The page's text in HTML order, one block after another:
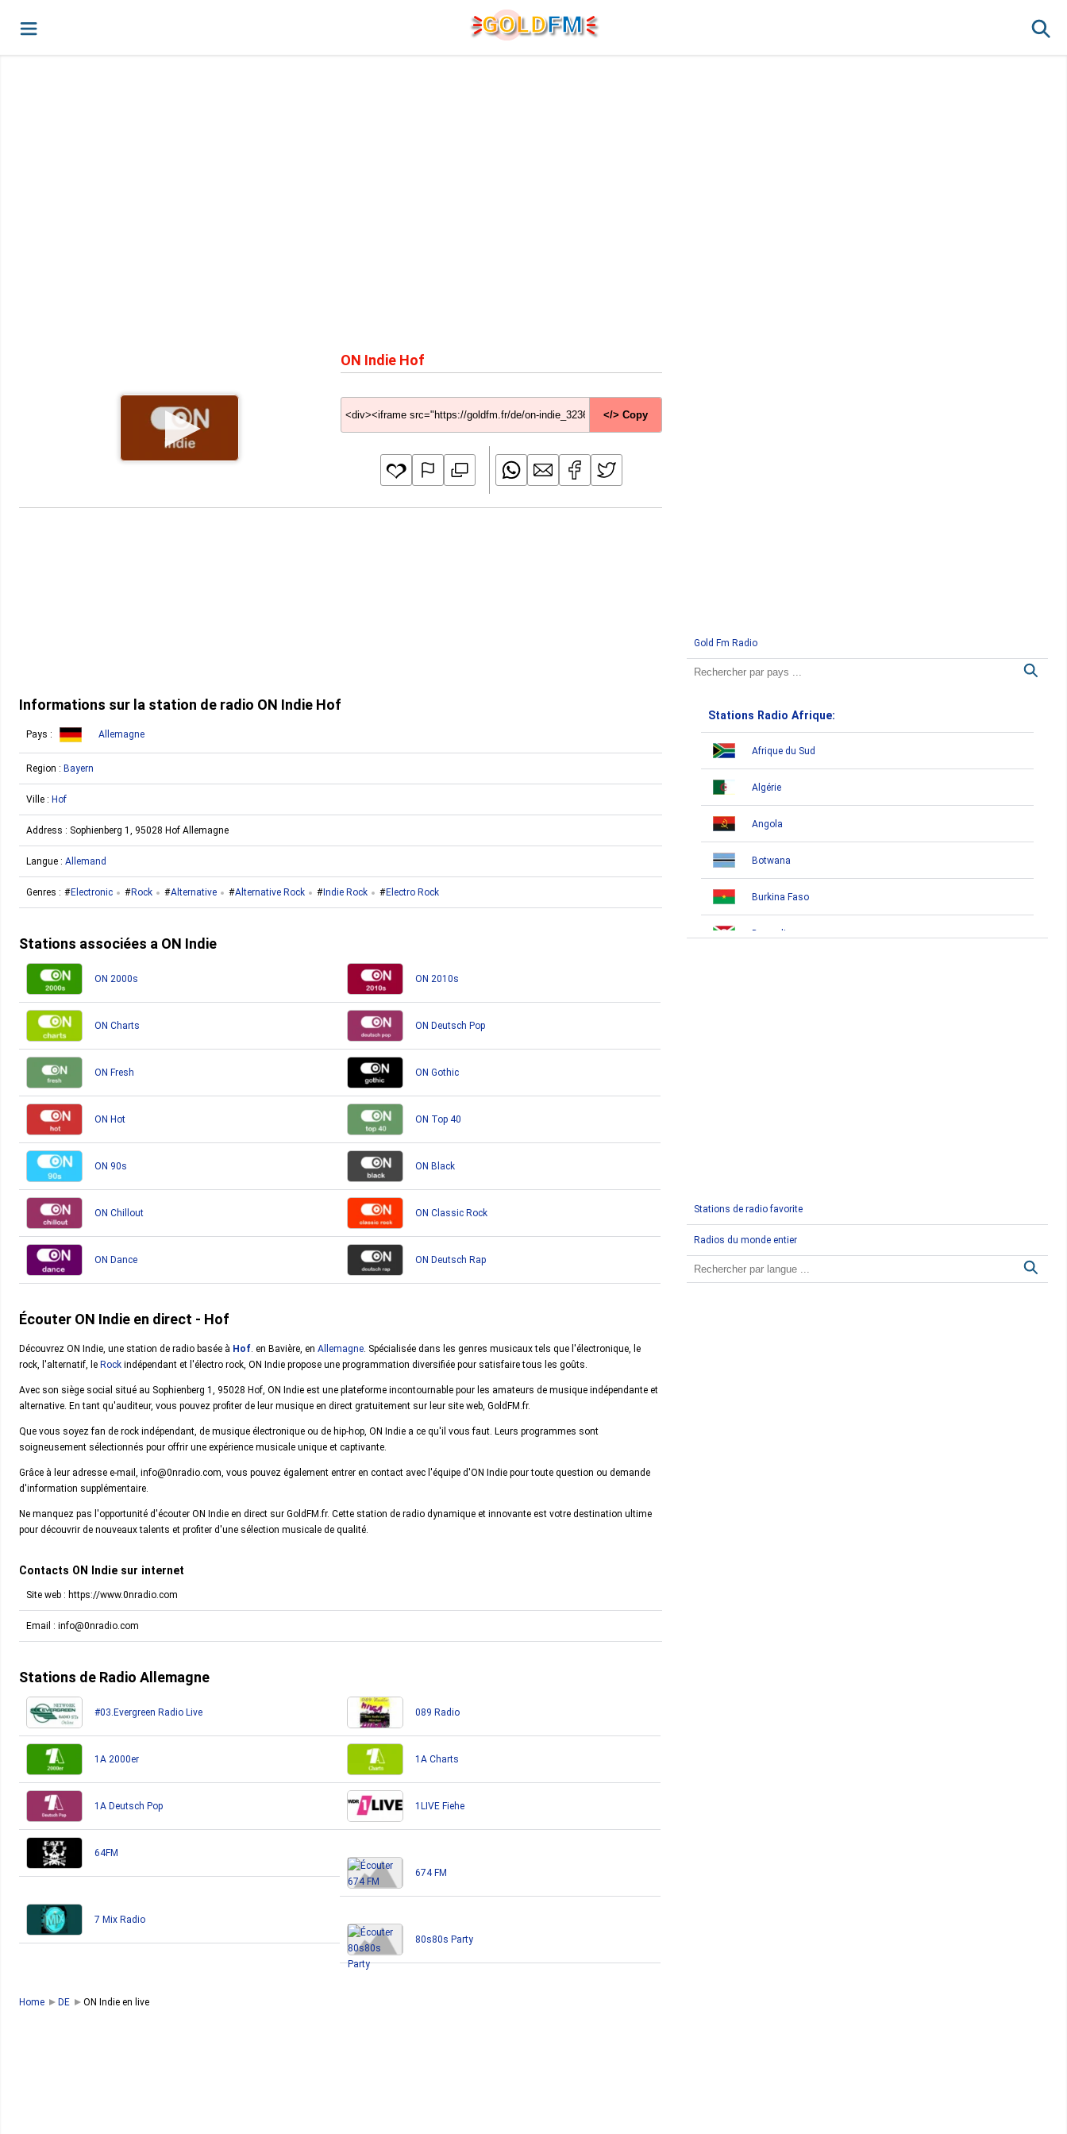
GOLDFM
ON Indie Hof
</> Copy
Informations sur la station de radio ON Indie Hof
Pays : Allemagne
Region : Bayern
Ville : Hof
Address : Sophienberg 1, 95028 Hof Allemagne
Langue : Allemand
Genres : Electronic Rock Alternative Alternative Rock Indie Rock Electro Rock
Stations associées a ON Indie
ON 2000s ON 2010s
ON Charts ON Deutsch Pop
ON Fresh ON Gothic
ON Hot ON Top 40
ON 90s ON Black
ON Chillout ON Classic Rock
ON Dance ON Deutsch Rap
Écouter ON Indie en direct - Hof
Découvrez ON Indie, une station de radio basée à Hof. en Bavière, en Allemagne. Spécialisée dans les genres musicaux tels que l'électronique, le
rock, l'alternatif, le Rock indépendant et l'électro rock, ON Indie propose une programmation diversifiée pour satisfaire tous les goûts.
Avec son siège social situé au Sophienberg 1, 95028 Hof, ON Indie est une plateforme incontournable pour les amateurs de musique indépendante et
alternative. En tant qu'auditeur, vous pouvez profiter de leur musique en direct gratuitement sur leur site web, GoldFM.fr.
Que vous soyez fan de rock indépendant, de musique électronique ou de hip-hop, ON Indie a ce qu'il vous faut. Leurs programmes sont
soigneusement sélectionnés pour offrir une expérience musicale unique et captivante.
Grâce à leur adresse e-mail, info@0nradio.com, vous pouvez également entrer en contact avec l'équipe d'ON Indie pour toute question ou demande
d'information supplémentaire.
Ne manquez pas l'opportunité d'écouter ON Indie en direct sur GoldFM.fr. Cette station de radio dynamique et innovante est votre destination ultime
pour découvrir de nouveaux talents et profiter d'une sélection musicale de qualité.
Contacts ON Indie sur internet
Site web : https://www.0nradio.com
Email : info@0nradio.com
Stations de Radio Allemagne
#03.Evergreen Radio Live 089 Radio
1A 2000er 1A Charts
1A Deutsch Pop 1LIVE Fiehe
64FM
674 FM
7 Mix Radio
80s80s Party
Gold Fm Radio
Stations Radio Afrique:
Afrique du Sud
Algérie
Angola
Botwana
Burkina Faso
Burundi
Egypte
Stations de radio favorite
Radios du monde entier
Home DE ON Indie en live